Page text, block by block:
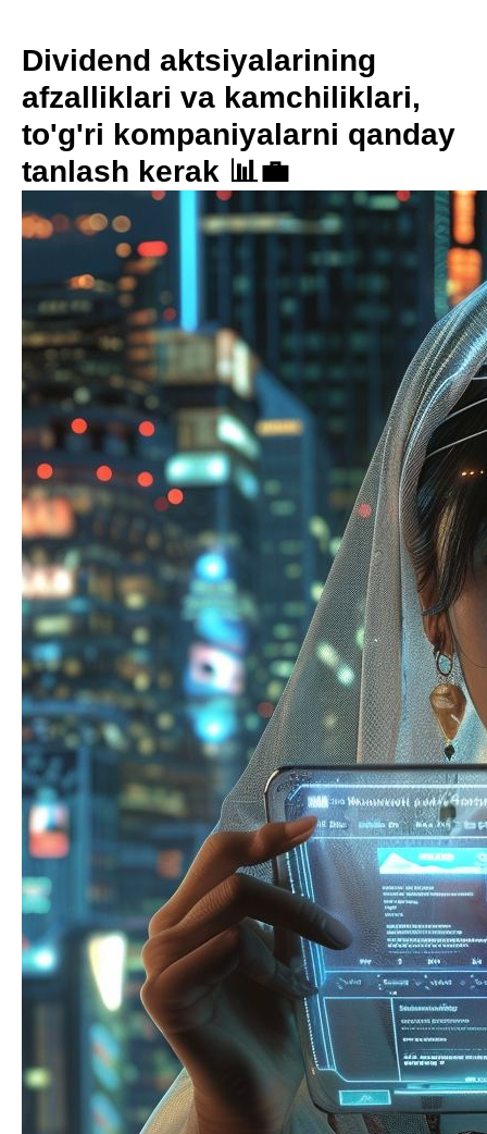
Dividend aktsiyalarining
afzalliklari va kamchiliklari,
to'g'ri kompaniyalarni qanday
tanlash kerak 📊💼